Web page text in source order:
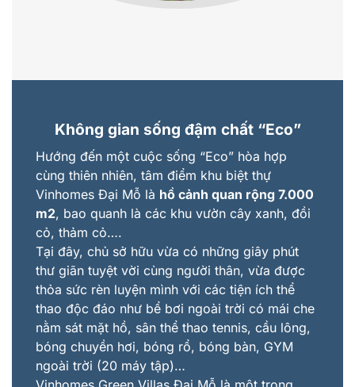
Không gian sống đậm chất “Eco”
Hướng đến một cuộc sống “Eco” hòa hợp
cùng thiên nhiên, tâm điểm khu biệt thự
Vinhomes Đại Mỗ là hồ cảnh quan rộng 7.000
m2, bao quanh là các khu vườn cây xanh, đồi
cỏ, thảm cỏ….
Tại đây, chủ sở hữu vừa có những giây phút
thư giãn tuyệt vời cùng người thân, vừa được
thỏa sức rèn luyện mình với các tiện ích thể
thao độc đáo như bể bơi ngoài trời có mái che
nằm sát mặt hồ, sân thể thao tennis, cầu lông,
bóng chuyền hơi, bóng rổ, bóng bàn, GYM
ngoài trời (20 máy tập)…